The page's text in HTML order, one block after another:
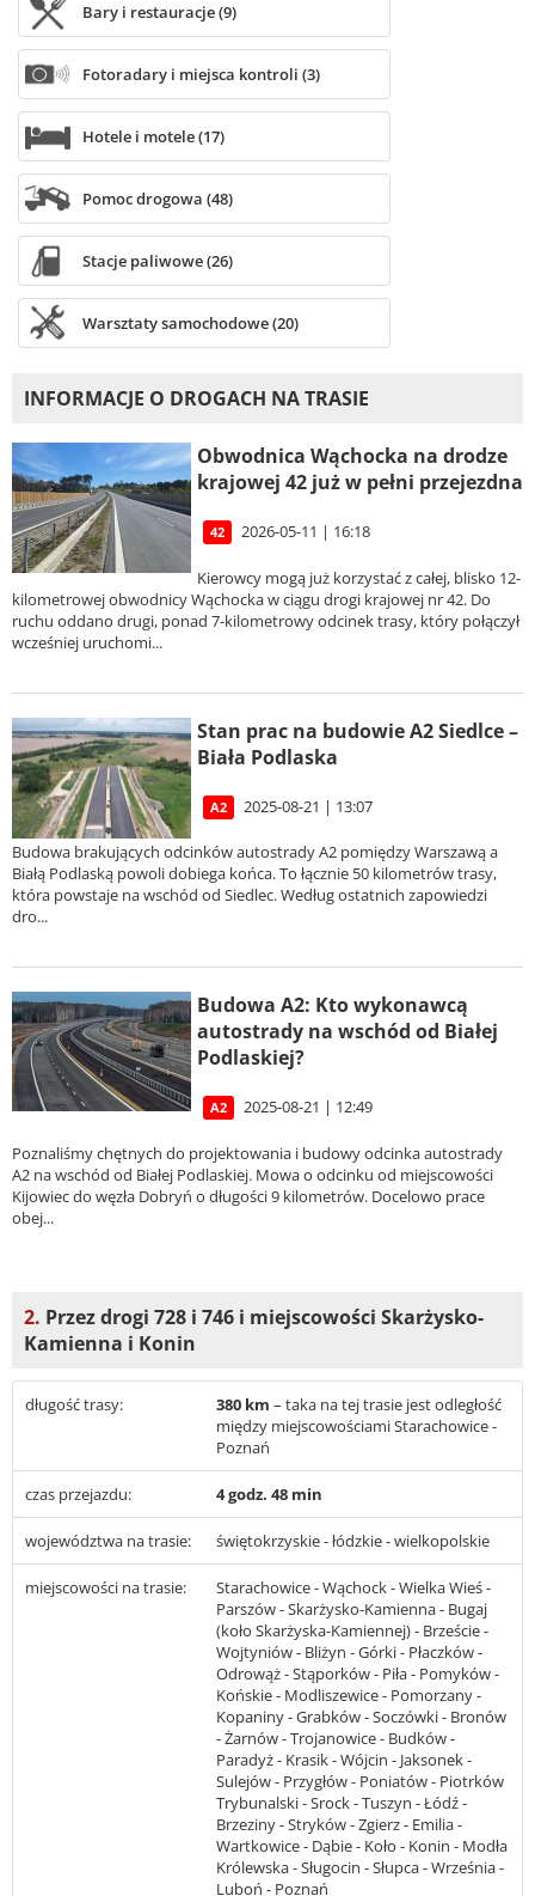
Bary i restauracje (9)
Fotoradary i miejsca kontroli (3)
Hotele i motele (17)
Pomoc drogowa (48)
Stacje paliwowe (26)
Warsztaty samochodowe (20)
INFORMACJE O DROGACH NA TRASIE
Obwodnica Wąchocka na drodze
krajowej 42 już w pełni przejezdna
42 2026-05-11 | 16:18
Kierowcy mogą już korzystać z całej, blisko 12-
kilometrowej obwodnicy Wąchocka w ciągu drogi krajowej nr 42. Do
ruchu oddano drugi, ponad 7-kilometrowy odcinek trasy, który połączył
wcześniej uruchomi...
Stan prac na budowie A2 Siedlce –
Biała Podlaska
A2 2025-08-21 | 13:07
Budowa brakujących odcinków autostrady A2 pomiędzy Warszawą a
Białą Podlaską powoli dobiega końca. To łącznie 50 kilometrów trasy,
która powstaje na wschód od Siedlec. Według ostatnich zapowiedzi
dro...
Budowa A2: Kto wykonawcą
autostrady na wschód od Białej
Podlaskiej?
A2 2025-08-21 | 12:49
Poznaliśmy chętnych do projektowania i budowy odcinka autostrady
A2 na wschód od Białej Podlaskiej. Mowa o odcinku od miejscowości
Kijowiec do węzła Dobryń o długości 9 kilometrów. Docelowo prace
obej...
2. Przez drogi 728 i 746 i miejscowości Skarżysko-
Kamienna i Konin
długość trasy: 380 km – taka na tej trasie jest odległość
między miejscowościami Starachowice -
Poznań
czas przejazdu: 4 godz. 48 min
województwa na trasie: świętokrzyskie - łódzkie - wielkopolskie
miejscowości na trasie:
Starachowice - Wąchock - Wielka Wieś -
Parszów - Skarżysko-Kamienna - Bugaj
(koło Skarżyska-Kamiennej) - Brzeście -
Wojtyniów - Bliżyn - Górki - Płaczków -
Odrowąż - Stąporków - Piła - Pomyków -
Końskie - Modliszewice - Pomorzany -
Kopaniny - Grabków - Soczówki - Bronów
- Żarnów - Trojanowice - Budków -
Paradyż - Krasik - Wójcin - Jaksonek -
Sulejów - Przygłów - Poniatów - Piotrków
Trybunalski - Srock - Tuszyn - Łódź -
Brzeziny - Stryków - Zgierz - Emilia -
Wartkowice - Dąbie - Koło - Konin - Modła
Królewska - Sługocin - Słupca - Września -
Luboń - Poznań